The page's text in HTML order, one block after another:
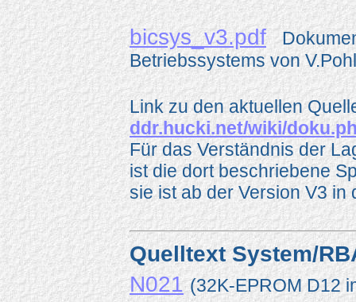
bicsys_v3.pdf
Betriebssystems von
Link zu den aktuellen
ddr.hucki.net/wiki/
Für das Verständnis der
ist die dort beschriebene
sie ist ab der Version V3
Quelltext System/
N021 (32K-EPROM D12